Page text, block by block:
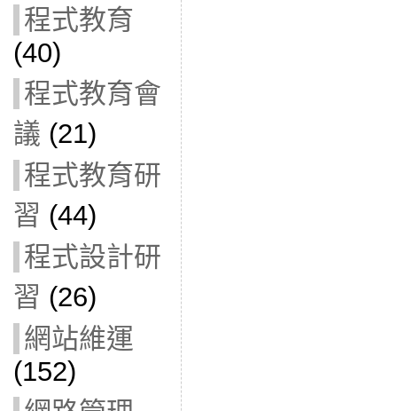
程式教育
(40)
程式教育會
議 (21)
程式教育研
習 (44)
程式設計研
習 (26)
網站維運
(152)